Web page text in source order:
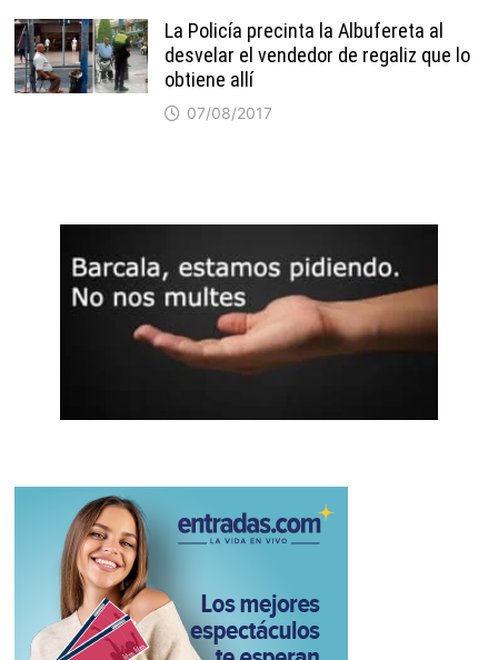
La Policía precinta la Albufereta al
desvelar el vendedor de regaliz que lo
obtiene allí
07/08/2017